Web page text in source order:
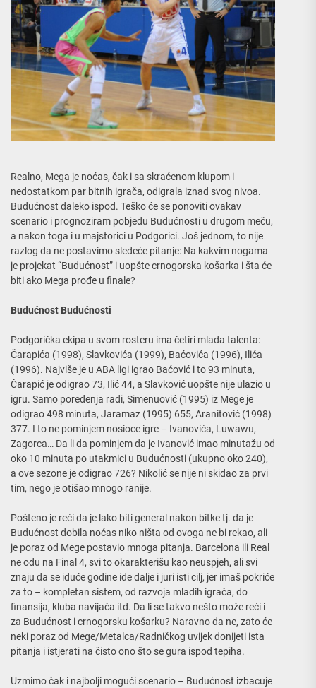
Realno, Mega je noćas, čak i sa skraćenom klupom i
nedostatkom par bitnih igrača, odigrala iznad svog nivoa.
Budućnost daleko ispod. Teško će se ponoviti ovakav
scenario i prognoziram pobjedu Budućnosti u drugom meču,
a nakon toga i u majstorici u Podgorici. Još jednom, to nije
razlog da ne postavimo sledeće pitanje: Na kakvim nogama
je projekat “Budućnost” i uopšte crnogorska košarka i šta će
biti ako Mega prođe u finale?
Budućnost Budućnosti
Podgorička ekipa u svom rosteru ima četiri mlada talenta:
Čarapića (1998), Slavkovića (1999), Baćovića (1996), Ilića
(1996). Najviše je u ABA ligi igrao Baćović i to 93 minuta,
Čarapić je odigrao 73, Ilić 44, a Slavković uopšte nije ulazio u
igru. Samo poređenja radi, Simenuović (1995) iz Mege je
odigrao 498 minuta, Jaramaz (1995) 655, Aranitović (1998)
377. I to ne pominjem nosioce igre – Ivanovića, Luwawu,
Zagorca… Da li da pominjem da je Ivanović imao minutažu od
oko 10 minuta po utakmici u Budućnosti (ukupno oko 240),
a ove sezone je odigrao 726? Nikolić se nije ni skidao za prvi
tim, nego je otišao mnogo ranije.
Pošteno je reći da je lako biti general nakon bitke tj. da je
Budućnost dobila noćas niko ništa od ovoga ne bi rekao, ali
je poraz od Mege postavio mnoga pitanja. Barcelona ili Real
ne odu na Final 4, svi to okarakterišu kao neuspjeh, ali svi
znaju da se iduće godine ide dalje i juri isti cilj, jer imaš pokriće
za to – kompletan sistem, od razvoja mladih igrača, do
finansija, kluba navijača itd. Da li se takvo nešto može reći i
za Budućnost i crnogorsku košarku? Naravno da ne, zato će
neki poraz od Mege/Metalca/Radničkog uvijek donijeti ista
pitanja i istjerati na čisto ono što se gura ispod tepiha.
Uzmimo čak i najbolji mogući scenario – Budućnost izbacuje